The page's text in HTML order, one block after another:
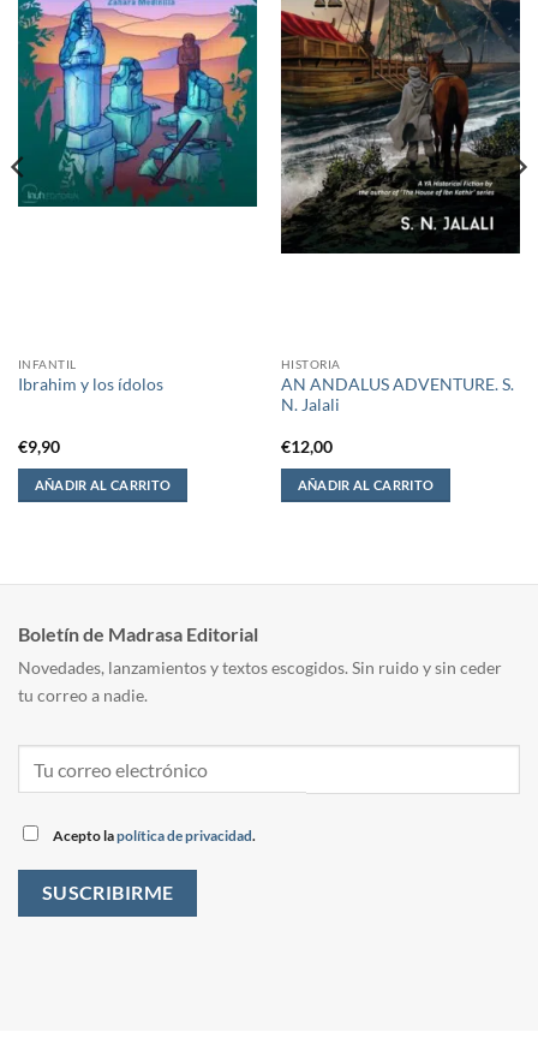
INFANTIL
Ibrahim y los ídolos
€9,90
AÑADIR AL CARRITO
HISTORIA
AN ANDALUS ADVENTURE. S.
N. Jalali
€12,00
AÑADIR AL CARRITO
Boletín de Madrasa Editorial
Novedades, lanzamientos y textos escogidos. Sin ruido y sin ceder
tu correo a nadie.
Acepto lapolítica de privacidad.